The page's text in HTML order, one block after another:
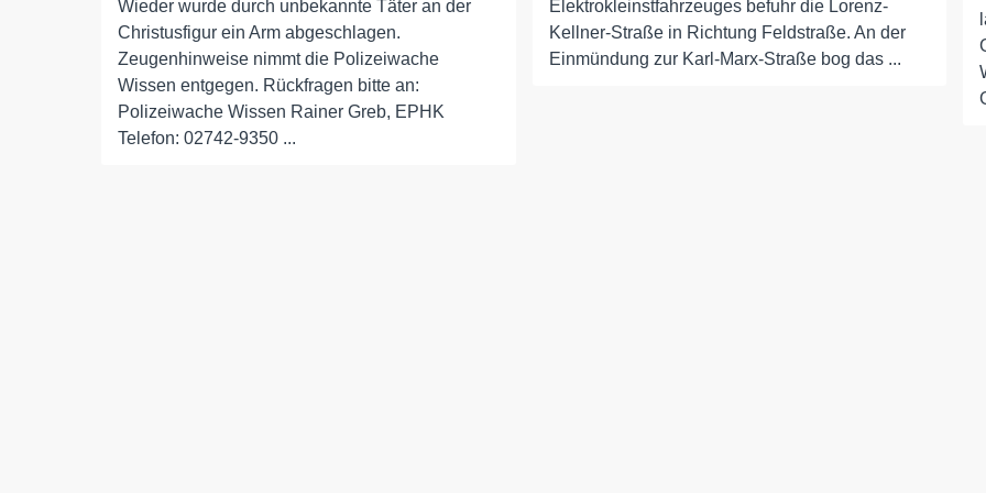
Wieder wurde durch unbekannte Täter an der
Christusfigur ein Arm abgeschlagen.
Zeugenhinweise nimmt die Polizeiwache
Wissen entgegen. Rückfragen bitte an:
Polizeiwache Wissen Rainer Greb, EPHK
Telefon: 02742-9350 ...
Elektrokleinstfahrzeuges befuhr die Lorenz-
Kellner-Straße in Richtung Feldstraße. An der
Einmündung zur Karl-Marx-Straße bog das ...